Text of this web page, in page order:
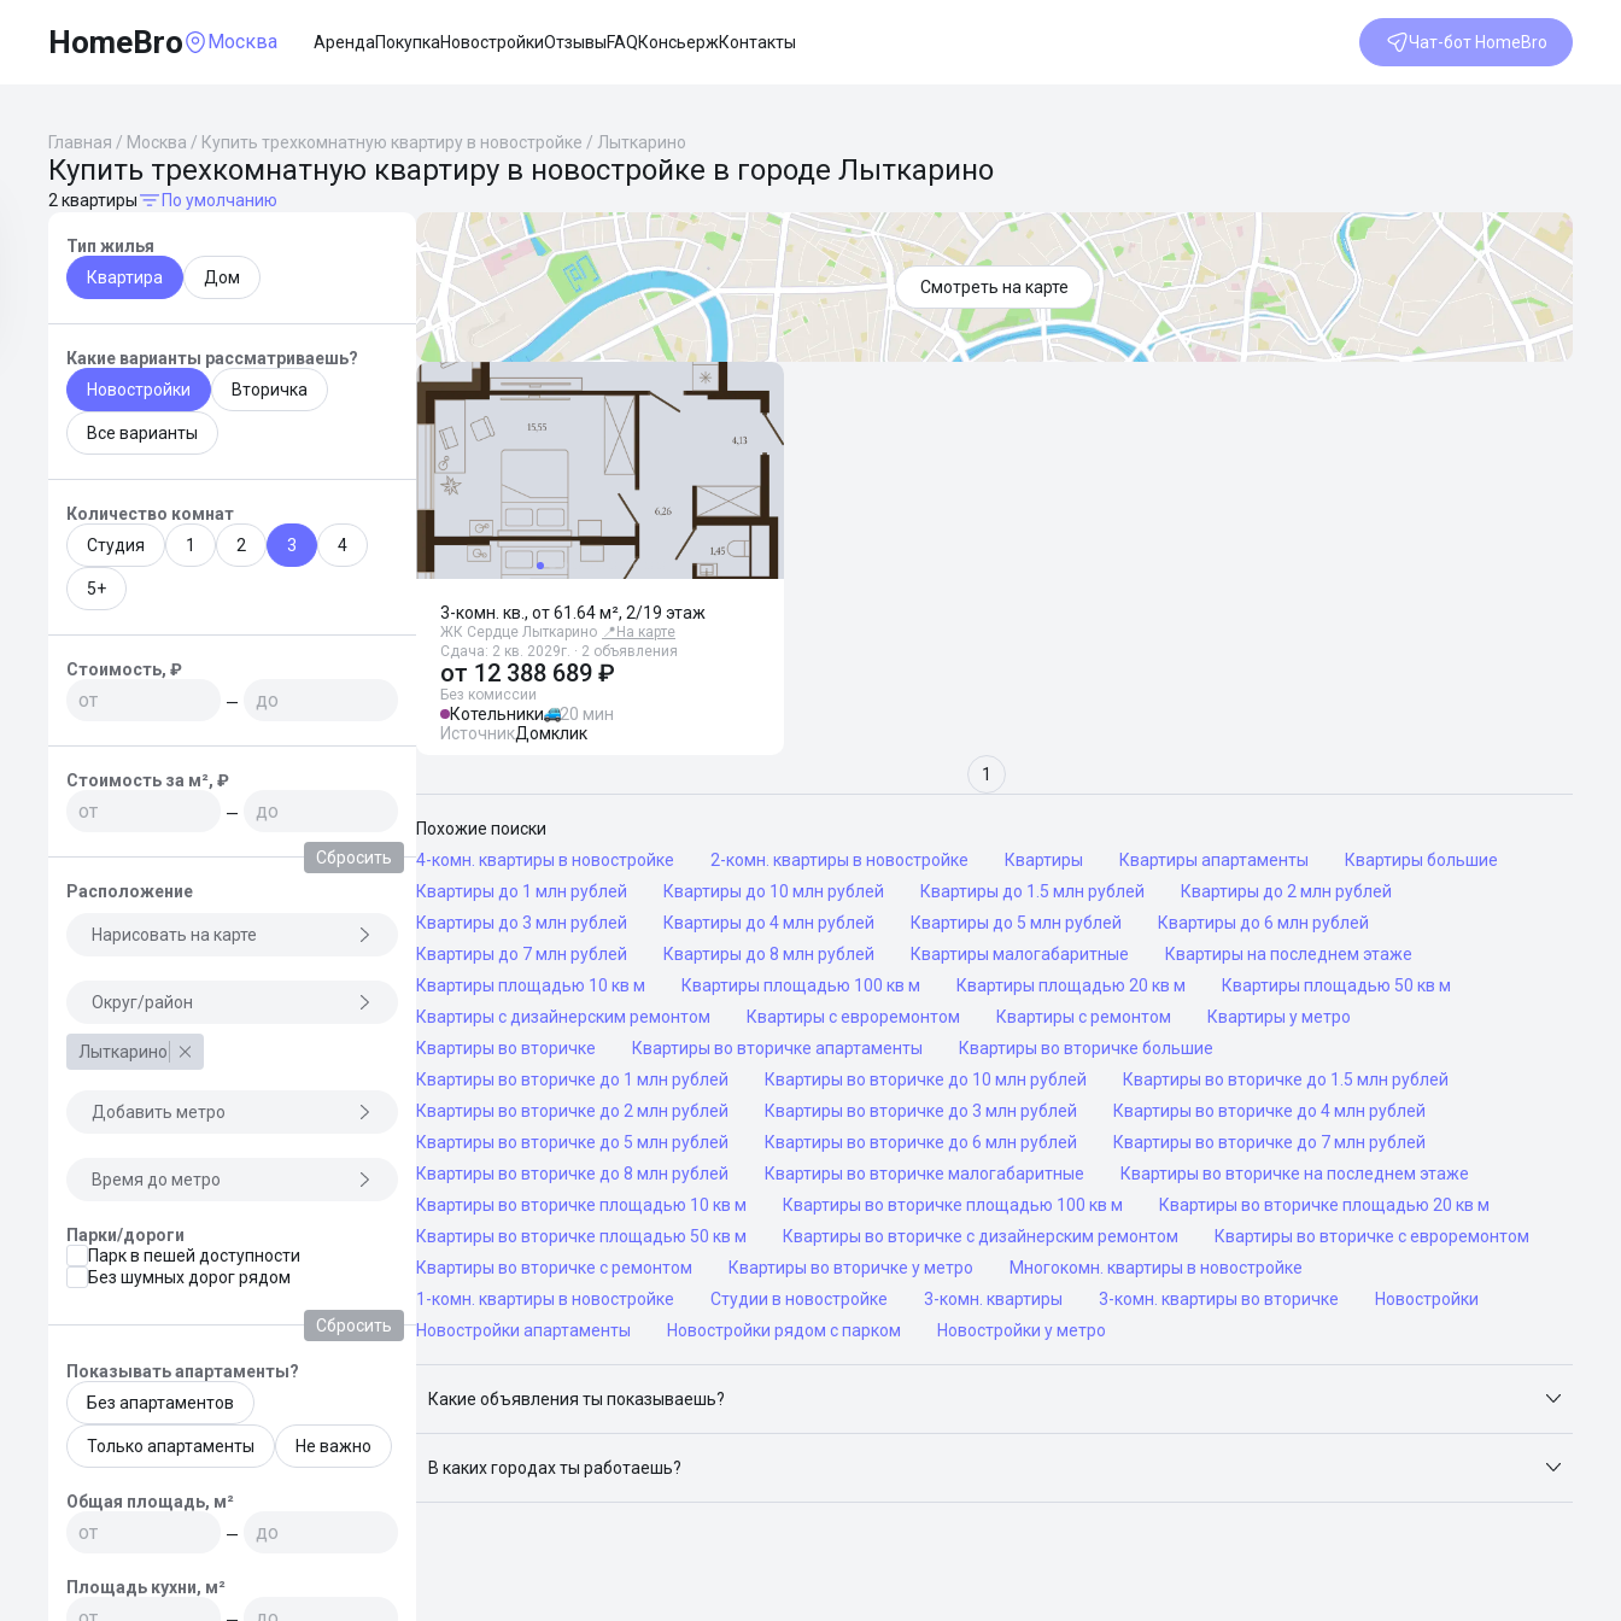
HomeBro Москва АрендаПокупкаНовостройкиОтзывыFAQКонсьержКонтакты Чат-бот HomeBro
Главная / Москва / Купить трехкомнатную квартиру в новостройке / Лыткарино
Купить трехкомнатную квартиру в новостройке в городе Лыткарино
2 квартиры По умолчанию
Тип жилья
Квартира
Дом
Какие варианты рассматриваешь?
Новостройки
Вторичка
Все варианты
Количество комнат
Студия
1 2 3 4
5+
Стоимость, ₽
—
Стоимость за м², ₽
—
Сбросить
Расположение
Нарисовать на карте
Округ/район
Лыткарино
Добавить метро
Время до метро
Парки/дороги
Парк в пешей доступности
Без шумных дорог рядом
Сбросить
Показывать апартаменты?
Без апартаментов
Только апартаменты Не важно
Общая площадь, м²
—
Площадь кухни, м²
Смотреть на карте
3-комн. кв., от 61.64 м², 2/19 этаж
ЖК Сердце Лыткарино 📍 На карте
Сдача: 2 кв. 2029г. · 2 объявления
от 12 388 689 ₽
Без комиссии
Котельники
20 мин
ИсточникДомклик
1
Похожие поиски
4-комн. квартиры в новостройке
2-комн. квартиры в новостройке Квартиры Квартиры апартаменты
Квартиры большие
Квартиры до 1 млн рублей
Квартиры до 10 млн рублей Квартиры до 1.5 млн рублей
Квартиры до 2 млн рублей
Квартиры до 3 млн рублей
Квартиры до 4 млн рублей Квартиры до 5 млн рублей
Квартиры до 6 млн рублей
Квартиры до 7 млн рублей
Квартиры до 8 млн рублей Квартиры малогабаритные
Квартиры на последнем этаже
Квартиры площадью 10 кв м
Квартиры площадью 100 кв м Квартиры площадью 20 кв м
Квартиры площадью 50 кв м
Квартиры с дизайнерским ремонтом
Квартиры с евроремонтом Квартиры с ремонтом
Квартиры у метро
Квартиры во вторичке
Квартиры во вторичке апартаменты
Квартиры во вторичке большие
Квартиры во вторичке до 1 млн рублей
Квартиры во вторичке до 10 млн рублей
Квартиры во вторичке до 1.5 млн рублей
Квартиры во вторичке до 2 млн рублей
Квартиры во вторичке до 3 млн рублей
Квартиры во вторичке до 4 млн рублей
Квартиры во вторичке до 5 млн рублей
Квартиры во вторичке до 6 млн рублей
Квартиры во вторичке до 7 млн рублей
Квартиры во вторичке до 8 млн рублей
Квартиры во вторичке малогабаритные
Квартиры во вторичке на последнем этаже
Квартиры во вторичке площадью 10 кв м
Квартиры во вторичке площадью 100 кв м
Квартиры во вторичке площадью 20 кв м
Квартиры во вторичке площадью 50 кв м
Квартиры во вторичке с дизайнерским ремонтом
Квартиры во вторичке с евроремонтом
Квартиры во вторичке с ремонтом
Квартиры во вторичке у метро
Многокомн. квартиры в новостройке
1-комн. квартиры в новостройке
Студии в новостройке 3-комн. квартиры 3-комн. квартиры во вторичке
Новостройки
Новостройки апартаменты
Новостройки рядом с парком Новостройки у метро
Какие объявления ты показываешь?
В каких городах ты работаешь?